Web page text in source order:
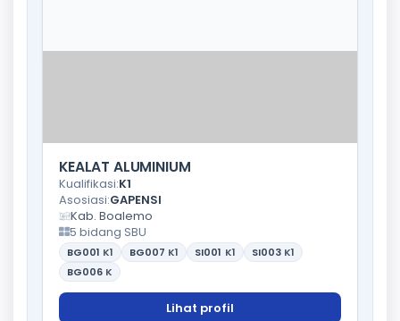
KEALAT ALUMINIUM
Kualifikasi:K1
Asosiasi:GAPENSI
Kab. Boalemo
5 bidang SBU
BG001 K1 BG007 K1 SI001 K1 SI003 K1
BG006 K
Lihat profil